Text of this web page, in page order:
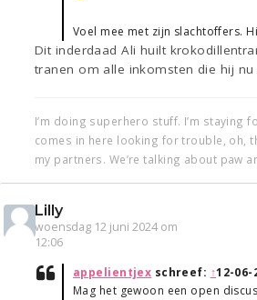
Voel mee met zijn slachtoffers.
Dit inderdaad Ali huilt
tranen om alle inkomsten die hij nu
I’m doing superhero stuff. I’m staying
comes in here looking for trouble, oh,
my partners. We’re talking about paw
Lilly
woensdag 12 juni 2024 om
12:06
appelientjex schreef: ↑12-06-
Mag het gewoon een open